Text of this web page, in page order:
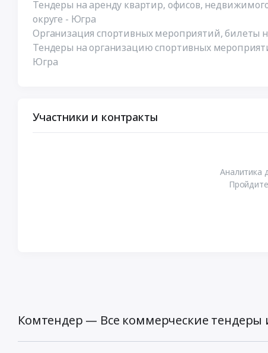
Тендеры на аренду квартир, офисов,
округе - Югра
Организация спортивных мероприятий, билеты
Тендеры на организацию спортивных
Югра
Участники и контракты
Аналитика
Комтендер — Все коммерческие тендеры